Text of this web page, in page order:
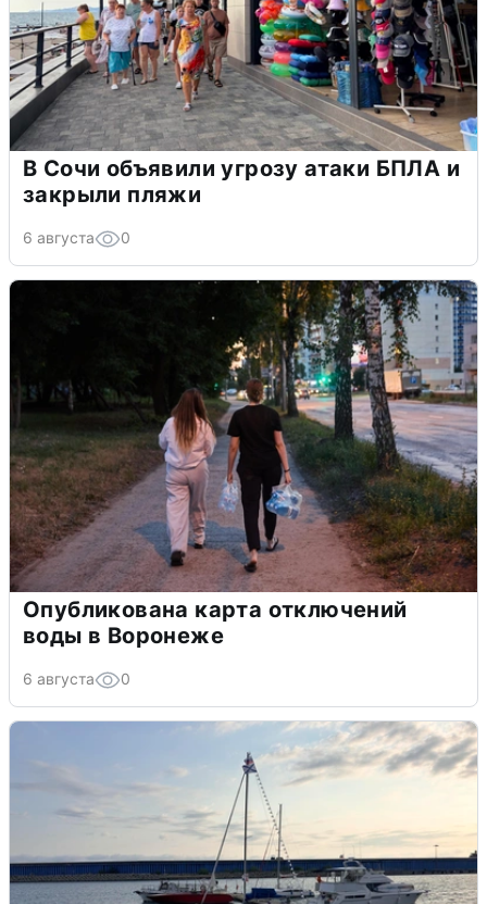
В Сочи объявили угрозу атаки БПЛА и
закрыли пляжи
6 августа 0
Опубликована карта отключений
воды в Воронеже
6 августа 0